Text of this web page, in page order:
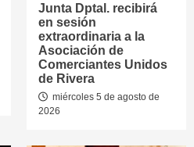
Junta Dptal. recibirá
en sesión
extraordinaria a la
Asociación de
Comerciantes Unidos
de Rivera
miércoles 5 de agosto de
2026